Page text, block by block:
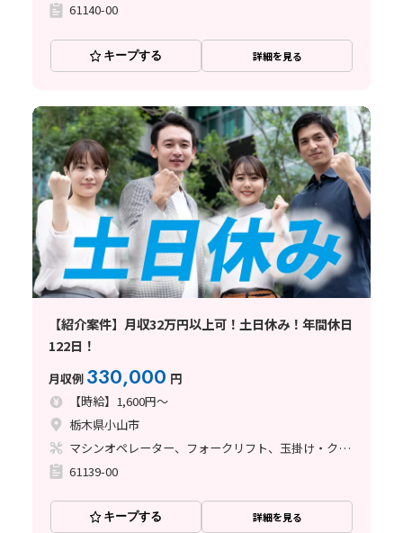
61140-00
キープする 詳細を見る
【紹介案件】月収32万円以上可！土日休み！年間休日
122日！
月収例 330,000 円
【時給】1,600円～
栃木県小山市
マシンオペレーター、フォークリフト、玉掛け・クレーン、鋳造・鍛造
61139-00
キープする 詳細を見る